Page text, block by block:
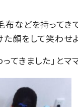
などを持ってき
顔をして笑わせ
てきました」とマ